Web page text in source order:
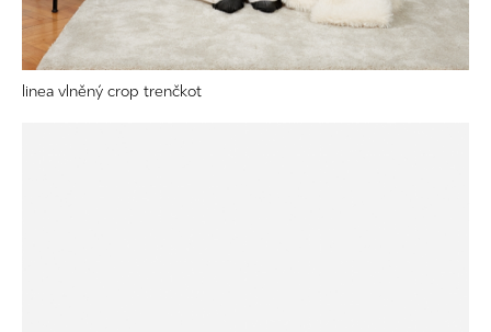
linea vlněný crop trenčkot